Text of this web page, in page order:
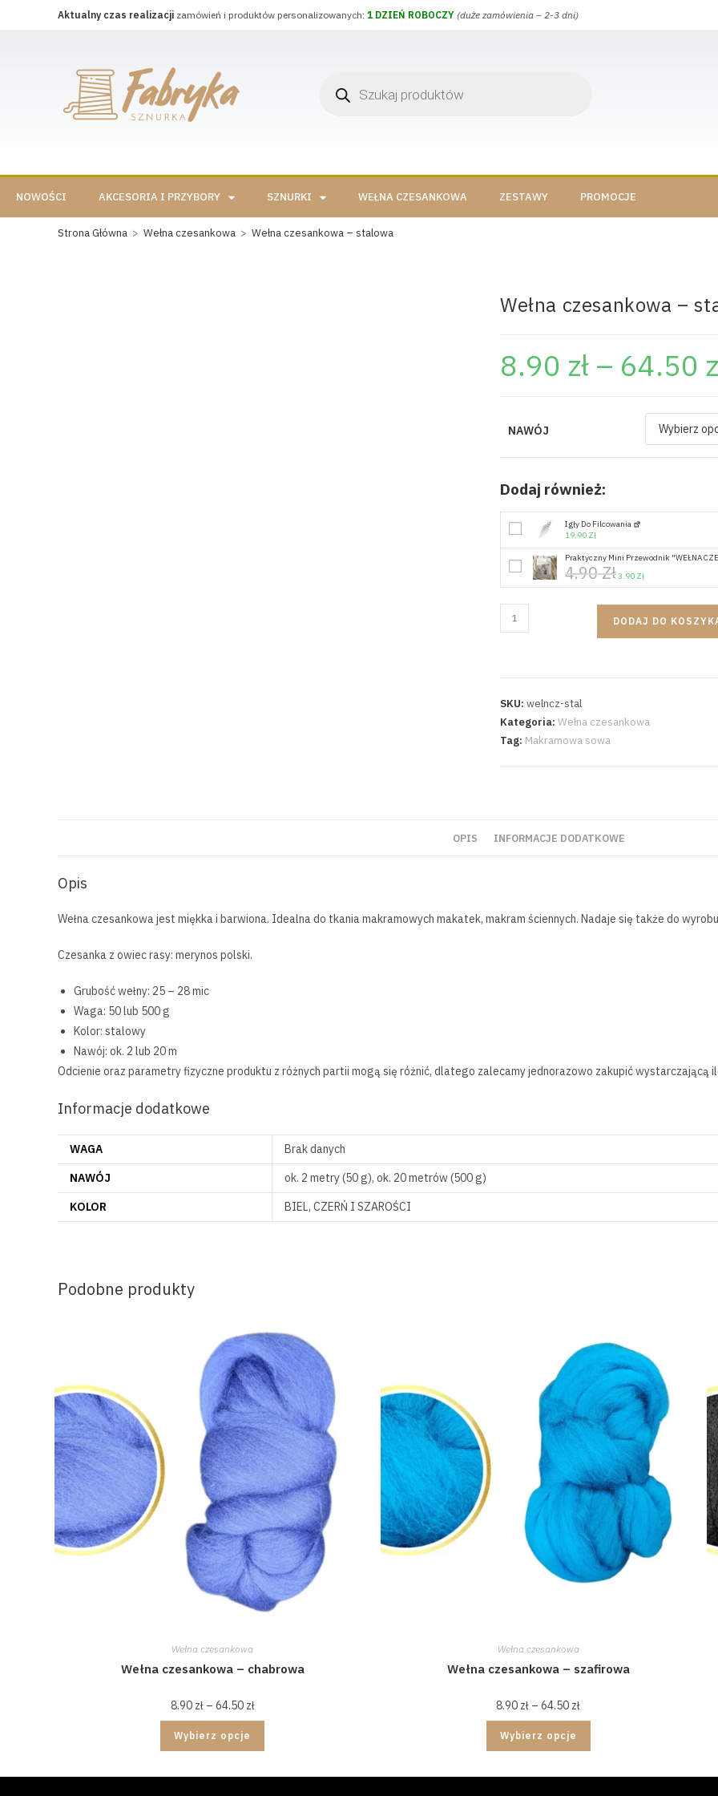
Aktualny czas realizacji zamówień i produktów personalizowanych: 1 DZIEŃ ROBOCZY (duże zamówienia – 2-3 dni)
NOWOŚCI AKCESORIA I PRZYBORY SZNURKI WEŁNA CZESANKOWA ZESTAWY PROMOCJE
Strona Główna > Wełna czesankowa > Wełna czesankowa – stalowa
Wełna czesankowa –
8.90 zł – 64.50
NAWÓJ
Dodaj również:
Igły Do Filcowania
19.90 Zł
Praktyczny Mini Przewodnik "WEŁNA
4.90Zł3.90 Zł
DODAJ DO
SKU: welncz-stal
Kategoria: Wełna czesankowa
Tag: Makramowa sowa
OPIS INFORMACJE DODATKOWE
Opis
Wełna czesankowa jest miękka i barwiona. Idealna do tkania makramowych makatek, makram ściennych. Nadaje się także do
Czesanka z owiec rasy: merynos polski.
Grubość wełny: 25 – 28 mic
Waga: 50 lub 500 g
Kolor: stalowy
Nawój: ok. 2 lub 20 m
Odcienie oraz parametry fizyczne produktu z różnych partii mogą się różnić, dlatego zalecamy jednorazowo zakupić wystarczającą
Informacje dodatkowe
WAGA
Brak danych
NAWÓJ
ok. 2 metry (50 g), ok. 20 metrów (500 g)
KOLOR
BIEL, CZERŃ I SZAROŚCI
Podobne produkty
Wełna czesankowa
Wełna czesankowa – chabrowa
8.90 zł – 64.50 zł
Wybierz opcje
Wełna czesankowa
Wełna czesankowa – szafirowa
8.90 zł – 64.50 zł
Wybierz opcje